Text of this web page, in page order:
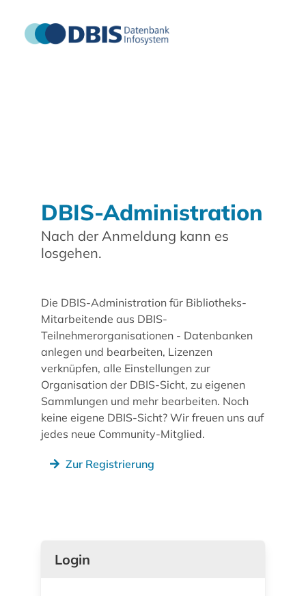
DBIS-Administration
Nach der Anmeldung kann es
losgehen.
Die DBIS-Administration für Bibliotheks-
Mitarbeitende aus DBIS-
Teilnehmerorganisationen - Datenbanken
anlegen und bearbeiten, Lizenzen
verknüpfen, alle Einstellungen zur
Organisation der DBIS-Sicht, zu eigenen
Sammlungen und mehr bearbeiten. Noch
keine eigene DBIS-Sicht? Wir freuen uns auf
jedes neue Community-Mitglied.
Zur Registrierung
Login